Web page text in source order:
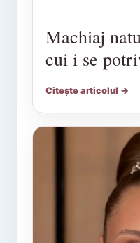
Machiaj
cui i se
Citește articolul →